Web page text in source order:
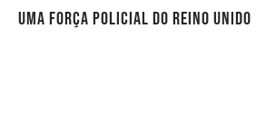
uma força policial do Reino Unido